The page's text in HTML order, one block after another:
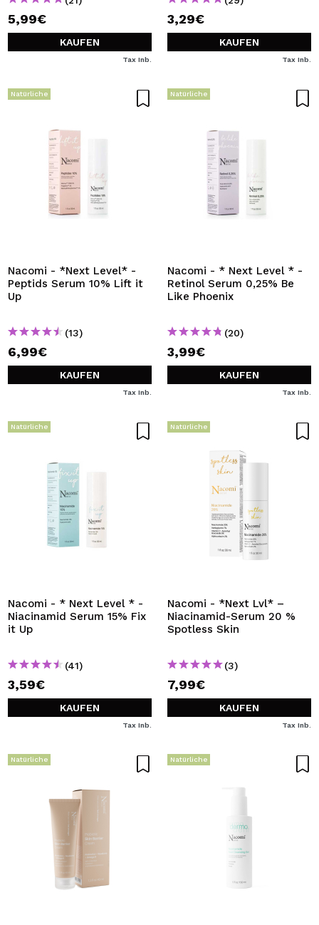
5,99€
KAUFEN
Tax Inb.
3,29€
KAUFEN
Tax Inb.
Natürliche
Nacomi - *Next Level* -
Peptids Serum 10% Lift it
Up
(13)
6,99€
KAUFEN
Tax Inb.
Natürliche
Nacomi - * Next Level * -
Retinol Serum 0,25% Be
Like Phoenix
(20)
3,99€
KAUFEN
Tax Inb.
Natürliche
Nacomi - * Next Level * -
Niacinamid Serum 15% Fix
it Up
(41)
3,59€
KAUFEN
Tax Inb.
Natürliche
Nacomi - *Next Lvl* –
Niacinamid-Serum 20 %
Spotless Skin
(3)
7,99€
KAUFEN
Tax Inb.
Natürliche Natürliche